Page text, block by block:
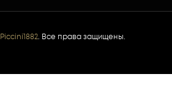
Piccini1882. Все права защищены.